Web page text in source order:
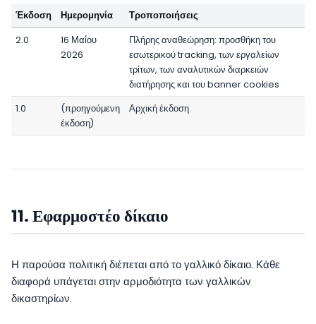
Έκδοση Ημερομηνία Τροποποιήσεις
2.0
16 Μαΐου
2026
Πλήρης αναθεώρηση: προσθήκη του
εσωτερικού tracking, των εργαλείων
τρίτων, των αναλυτικών διαρκειών
διατήρησης και του banner cookies
1.0
(προηγούμενη
έκδοση)
Αρχική έκδοση
11. Εφαρμοστέο δίκαιο
Η παρούσα πολιτική διέπεται από το γαλλικό δίκαιο. Κάθε
διαφορά υπάγεται στην αρμοδιότητα των γαλλικών
δικαστηρίων.